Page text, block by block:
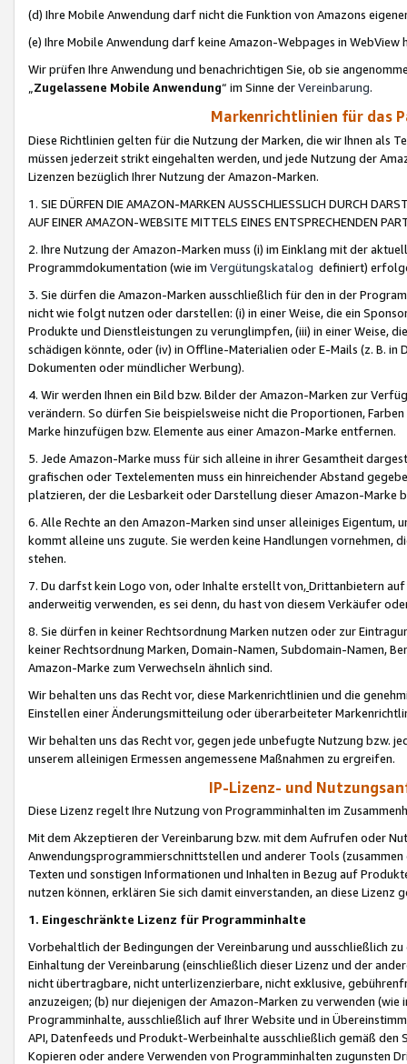
(d) Ihre Mobile Anwendung darf nicht die Funktion von Amazons
(e) Ihre Mobile Anwendung darf keine Amazon-Webpages in WebView
Wir prüfen Ihre Anwendung und benachrichtigen Sie, ob sie
„Zugelassene Mobile Anwendung“ im Sinne derVereinbarung.
Markenrichtlinien für das
Diese Richtlinien gelten für die Nutzung der Marken, die wir Ihnen als
müssen jederzeit strikt eingehalten werden, und jede Nutzung der
Lizenzen bezüglich Ihrer Nutzung der Amazon-Marken.
1. SIE DÜRFEN DIE AMAZON-MARKEN AUSSCHLIESSLICH DURCH
AUF EINER AMAZON-WEBSITE MITTELS EINES ENTSPRECHENDEN
2. Ihre Nutzung der Amazon-Marken muss (i) im Einklang mit der
Programmdokumentation (wie im Vergütungskatalog definiert)
3. Sie dürfen die Amazon-Marken ausschließlich für den in der
nicht wie folgt nutzen oder darstellen: (i) in einer Weise, die ein
Produkte und Dienstleistungen zu verunglimpfen, (iii) in einer Weise,
schädigen könnte, oder (iv) in Offline-Materialien oder E-Mails (z. B. in
Dokumenten oder mündlicher Werbung).
4. Wir werden Ihnen ein Bild bzw. Bilder der Amazon-Marken zur
verändern. So dürfen Sie beispielsweise nicht die Proportionen,
Marke hinzufügen bzw. Elemente aus einer Amazon-Marke entfernen.
5. Jede Amazon-Marke muss für sich alleine in ihrer Gesamtheit
grafischen oder Textelementen muss ein hinreichender Abstand
platzieren, der die Lesbarkeit oder Darstellung dieser Amazon-Marke
6. Alle Rechte an den Amazon-Marken sind unser alleiniges
kommt alleine uns zugute. Sie werden keine Handlungen vornehmen,
stehen.
7. Du darfst kein Logo von, oder Inhalte erstellt von,Drittanbietern auf
anderweitig verwenden, es sei denn, du hast von diesem Verkäufer
8. Sie dürfen in keiner Rechtsordnung Marken nutzen oder zur
keiner Rechtsordnung Marken, Domain-Namen, Subdomain-Namen,
Amazon-Marke zum Verwechseln ähnlich sind.
Wir behalten uns das Recht vor, diese Markenrichtlinien und die
Einstellen einer Änderungsmitteilung oder überarbeiteter
Wir behalten uns das Recht vor, gegen jede unbefugte Nutzung bzw.
unserem alleinigen Ermessen angemessene Maßnahmen zu ergreifen.
IP-Lizenz- und
Diese Lizenz regelt Ihre Nutzung von Programminhalten im
Mit dem Akzeptieren der Vereinbarung bzw. mit dem Aufrufen oder
Anwendungsprogrammierschnittstellen und anderer Tools (zusammen
Texten und sonstigen Informationen und Inhalten in Bezug auf
nutzen können, erklären Sie sich damit einverstanden, an diese Lizenz
1. Eingeschränkte Lizenz für Programminhalte
Vorbehaltlich der Bedingungen der Vereinbarung und ausschließlich
Einhaltung der Vereinbarung (einschließlich dieser Lizenz und der
nicht übertragbare, nicht unterlizenzierbare, nicht exklusive,
anzuzeigen; (b) nur diejenigen der Amazon-Marken zu verwenden
Programminhalte, ausschließlich auf Ihrer Website und in
API, Datenfeeds und Produkt-Werbeinhalte ausschließlich gemäß
Kopieren oder andere Verwenden von Programminhalten zugunsten